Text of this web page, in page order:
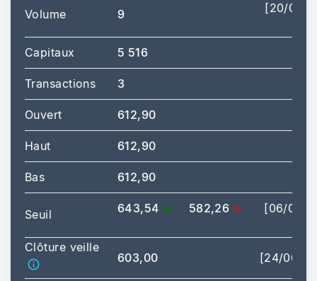
Volume 9
[20/07/
Capitaux 5 516
Transactions 3
Ouvert 612,90
Haut 612,90
Bas 612,90
Seuil 643,54 582,26
[06/08/
Clôture veille
603,00 [24/06/